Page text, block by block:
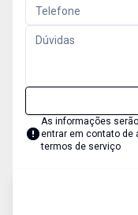
As informações
entrar em contato de
termos de serviço